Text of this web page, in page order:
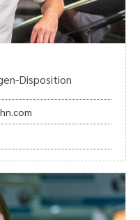
Disposition